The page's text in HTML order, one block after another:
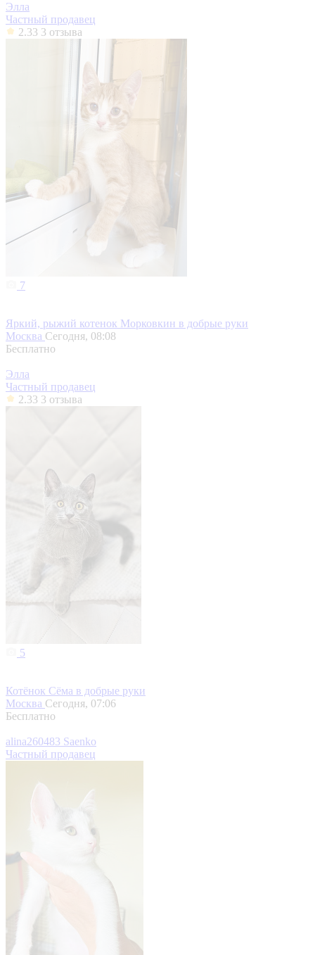
Элла
Частный продавец
2.33 3 отзыва
7
Яркий, рыжий котенок Морковкин в добрые руки
Москва Сегодня, 08:08
Бесплатно
Элла
Частный продавец
2.33 3 отзыва
5
Котёнок Сёма в добрые руки
Москва Сегодня, 07:06
Бесплатно
alina260483 Saenko
Частный продавец